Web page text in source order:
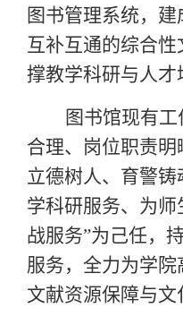
图书管理系统，
互补互通的综合
撑教学科研与人才
图书馆现有工
合理、岗位职责
立德树人、育警
学科研服务、为
战服务”为己任，
服务，全力为学
文献资源保障与文